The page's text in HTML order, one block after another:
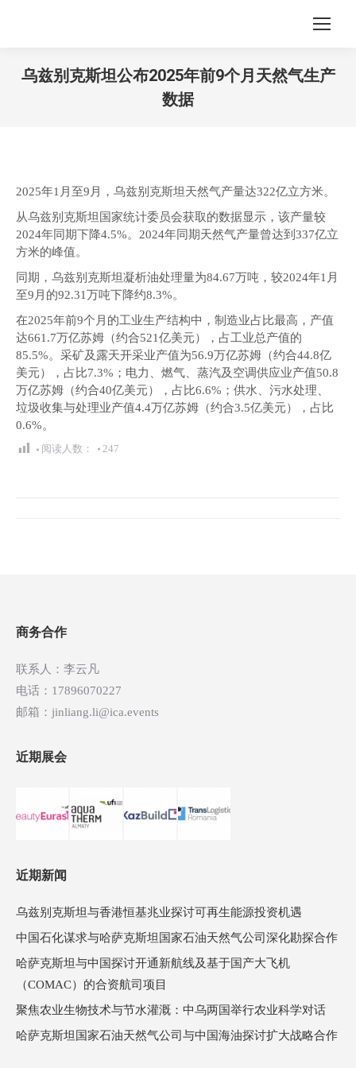
乌兹别克斯坦公布2025年前9个月天然气生产
数据
2025年1月至9月，乌兹别克斯坦天然气产量达322亿立方米。
从乌兹别克斯坦国家统计委员会获取的数据显示，该产量较
2024年同期下降4.5%。2024年同期天然气产量曾达到337亿立
方米的峰值。
同期，乌兹别克斯坦凝析油处理量为84.67万吨，较2024年1月
至9月的92.31万吨下降约8.3%。
在2025年前9个月的工业生产结构中，制造业占比最高，产值
达661.7万亿苏姆（约合521亿美元），占工业总产值的
85.5%。采矿及露天开采业产值为56.9万亿苏姆（约合44.8亿
美元），占比7.3%；电力、燃气、蒸汽及空调供应业产值50.8
万亿苏姆（约合40亿美元），占比6.6%；供水、污水处理、
垃圾收集与处理业产值4.4万亿苏姆（约合3.5亿美元），占比
0.6%。
阅读人数： 247
航
商务合作
联系人：李云凡
电话：17896070227
邮箱：jinliang.li@ica.events
近期展会
近期新闻
乌兹别克斯坦与香港恒基兆业探讨可再生能源投资机遇
中国石化谋求与哈萨克斯坦国家石油天然气公司深化勘探合作
哈萨克斯坦与中国探讨开通新航线及基于国产大飞机
（COMAC）的合资航司项目
聚焦农业生物技术与节水灌溉：中乌两国举行农业科学对话
哈萨克斯坦国家石油天然气公司与中国海油探讨扩大战略合作